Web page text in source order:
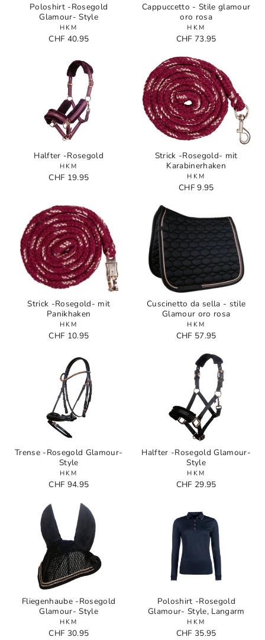
Poloshirt -Rosegold
Glamour- Style
HKM
CHF 40.95
Cappuccetto - Stile glamour
oro rosa
HKM
CHF 73.95
Halfter -Rosegold
HKM
CHF 19.95
Strick -Rosegold- mit
Karabinerhaken
HKM
CHF 9.95
Strick -Rosegold- mit
Panikhaken
HKM
CHF 10.95
Cuscinetto da sella - stile
Glamour oro rosa
HKM
CHF 57.95
Trense -Rosegold Glamour-
Style
HKM
CHF 94.95
Halfter -Rosegold Glamour-
Style
HKM
CHF 29.95
Fliegenhaube -Rosegold
Glamour- Style
HKM
CHF 30.95
Poloshirt -Rosegold
Glamour- Style, Langarm
HKM
CHF 35.95